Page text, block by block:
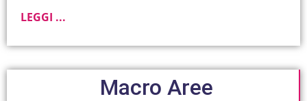
LEGGI ...
Macro Aree